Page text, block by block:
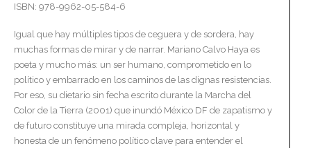
ISBN: 978-9962-05-584-6
Igual que hay múltiples tipos de ceguera y de sordera, hay
muchas formas de mirar y de narrar. Mariano Calvo Haya es
poeta y mucho más: un ser humano, comprometido en lo
político y embarrado en los caminos de las dignas resistencias.
Por eso, su dietario sin fecha escrito durante la Marcha del
Color de la Tierra (2001) que inundó México DF de zapatismo y
de futuro constituye una mirada compleja, horizontal y
honesta de un fenómeno político clave para entender el